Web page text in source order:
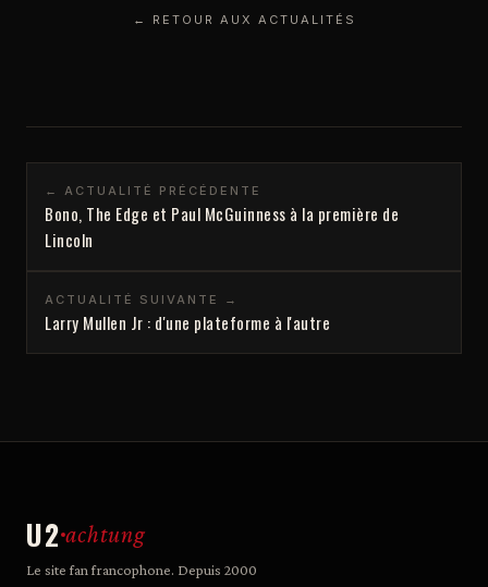
← RETOUR AUX ACTUALITÉS
← ACTUALITÉ PRÉCÉDENTE
Bono, The Edge et Paul McGuinness à la première de
Lincoln
ACTUALITÉ SUIVANTE →
Larry Mullen Jr : d'une plateforme à l'autre
U2 achtung
Le site fan francophone. Depuis 2000